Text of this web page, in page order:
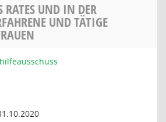
RATES UND IN DER
UND TÄTIGE